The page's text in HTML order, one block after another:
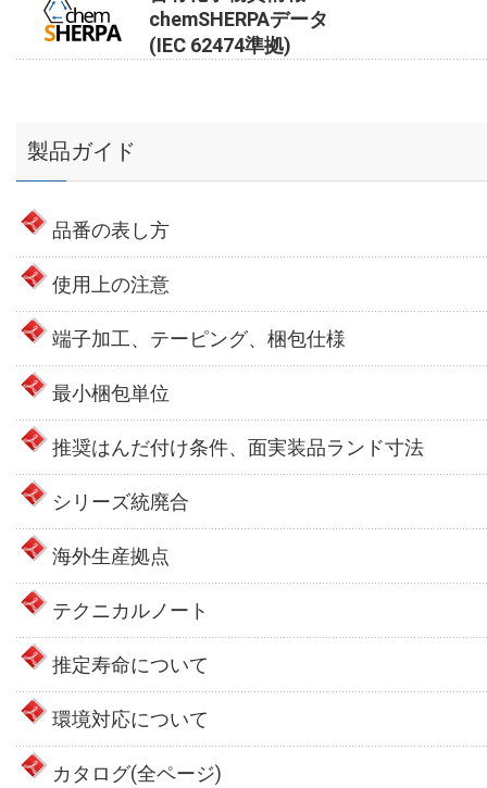
chemSHERPAデータ
(IEC 62474準拠)
製品ガイド
品番の表し方
使用上の注意
端子加工、テーピング、梱包仕様
最小梱包単位
推奨はんだ付け条件、面実装品ランド寸法
シリーズ統廃合
海外生産拠点
テクニカルノート
推定寿命について
環境対応について
カタログ(全ページ)